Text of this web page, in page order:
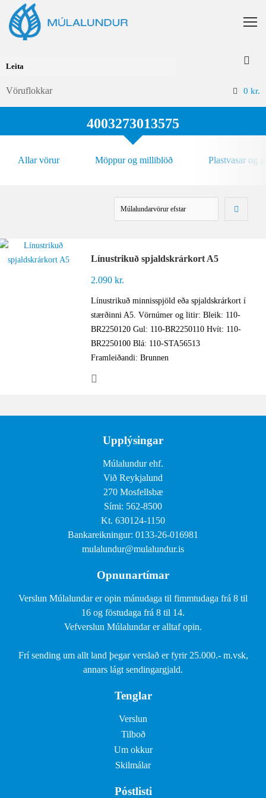
Vöruflokkar 0 kr.
4003273013575
Allar vörur Möppur og milliblöð Plastvasar og
Línustrikuð spjaldskrárkort A5
2.090kr.
Línustrikuð minnisspjöld eða spjaldskrárkort í
stærðinni A5. Vörnúmer og litir: Bleik: 110-
BR2250120 Gul: 110-BR2250110 Hvít: 110-
BR2250100 Blá: 110-STA56513
Framleiðandi: Brunnen
Upplýsingar
Múlalundur ehf.
Við Reykjalund
270 Mosfellsbæ
Sími: 562-8500
Kt. 630124-1150
Bankareikningur: 0133-26-016981
mulalundur@mulalundur.is
Opnunartímar
Verslun Múlalundar er opin mánudaga til fimmtudaga frá 8 til
16 og föstudaga frá 8 til 14.
Vefverslun Múlalundar er alltaf opin.
Frí sending um allt land þegar verslað er fyrir 25.000.- m.vsk,
annars lágt sendingargjald.
Tenglar
Verslun
Tilboð
Um okkur
Skilmálar
Póstlisti